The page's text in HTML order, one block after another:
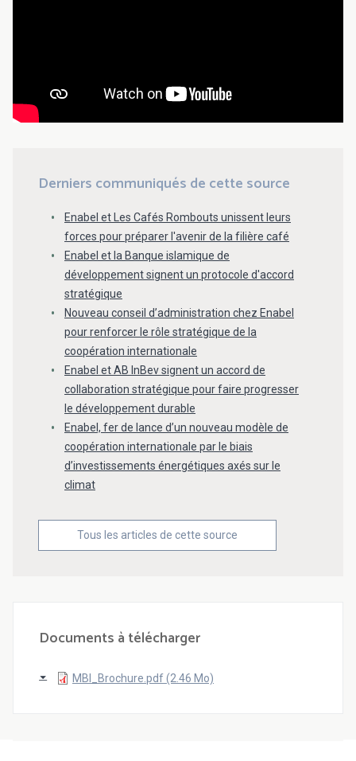
Derniers communiqués de cette source
Enabel et Les Cafés Rombouts unissent leurs
forces pour préparer l'avenir de la filière café
Enabel et la Banque islamique de
développement signent un protocole d'accord
stratégique
Nouveau conseil d’administration chez Enabel
pour renforcer le rôle stratégique de la
coopération internationale
Enabel et AB InBev signent un accord de
collaboration stratégique pour faire progresser
le développement durable
Enabel, fer de lance d’un nouveau modèle de
coopération internationale par le biais
d’investissements énergétiques axés sur le
climat
Tous les articles de cette source
Documents à télécharger
MBI_Brochure.pdf (2.46 Mo)